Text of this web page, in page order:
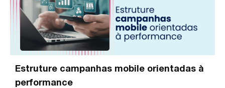
Estruture campanhas mobile orientadas à
performance